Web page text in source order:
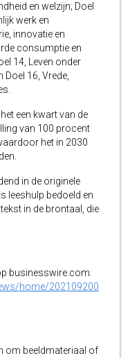
en welzijn; Doel
werk en
innovatie en
consumptie en
14, Leven onder
Doel 16, Vrede,
een kwart van de
van 100 procent
het in 2030
in de originele
leeshulp bedoeld en
in de brontaal, die
businesswire.com:
home/202109200
om beeldmateriaal of